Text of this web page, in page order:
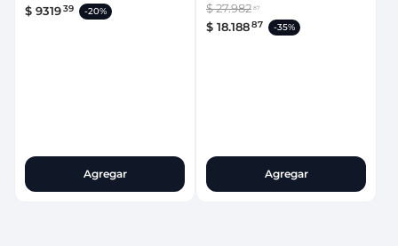
$ 931939 -20%
Agregar
$27.982 87
$ 18.18887 -35%
Agregar